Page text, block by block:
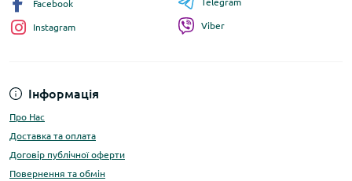
Інформація
Про Нас
Доставка та оплата
Договір публічної оферти
Повернення та обмін
Facebook
Instagram
Telegram
Viber